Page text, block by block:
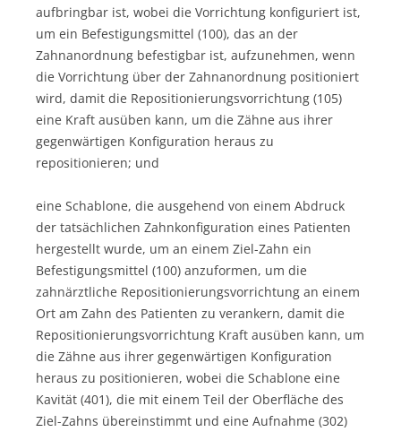
aufbringbar ist, wobei die Vorrichtung konfiguriert ist,
um ein Befestigungsmittel (100), das an der
Zahnanordnung befestigbar ist, aufzunehmen, wenn
die Vorrichtung über der Zahnanordnung positioniert
wird, damit die Repositionierungsvorrichtung (105)
eine Kraft ausüben kann, um die Zähne aus ihrer
gegenwärtigen Konfiguration heraus zu
repositionieren; und
eine Schablone, die ausgehend von einem Abdruck
der tatsächlichen Zahnkonfiguration eines Patienten
hergestellt wurde, um an einem Ziel-Zahn ein
Befestigungsmittel (100) anzuformen, um die
zahnärztliche Repositionierungsvorrichtung an einem
Ort am Zahn des Patienten zu verankern, damit die
Repositionierungsvorrichtung Kraft ausüben kann, um
die Zähne aus ihrer gegenwärtigen Konfiguration
heraus zu positionieren, wobei die Schablone eine
Kavität (401), die mit einem Teil der Oberfläche des
Ziel-Zahns übereinstimmt und eine Aufnahme (302)